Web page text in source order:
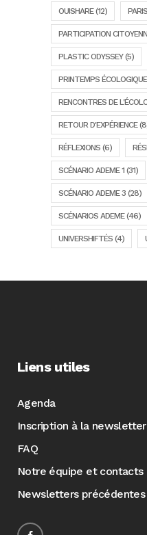
OUISHARE(12) PARIS
PARTICIPATION
PLASTIC ODYSSEY(5)
PRINTEMPS ÉCOLOGIQUE
RENCONTRES DE
RETOUR D'EXPÉRIENCE
RÉFLEXIONS (6)
SCÉNARIO ADEME 1 (31)
SCÉNARIO ADEME 3 (28)
SCÉNARIOS ADEME(46)
UNIVERSHIFTÉS (4)
Liens utiles
Agenda
Inscription à la newsletter
FAQ
Notre équipe et contacts
Newsletters précédentes